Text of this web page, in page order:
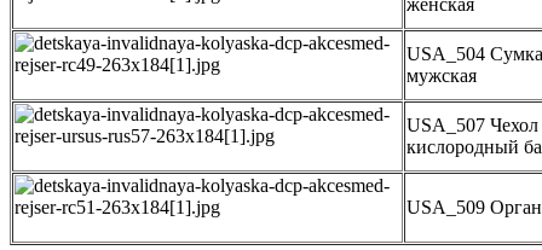
женская
USA_504 Сумка
мужская
USA_507 Чехол
кислородный
USA_509